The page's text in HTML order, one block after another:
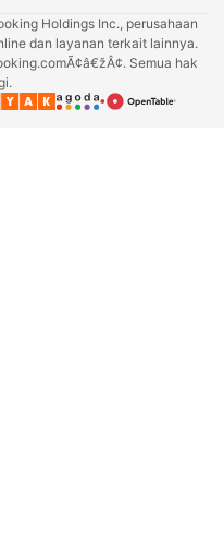
Holdings Inc., perusahaan
dan layanan terkait lainnya.
Semua hak